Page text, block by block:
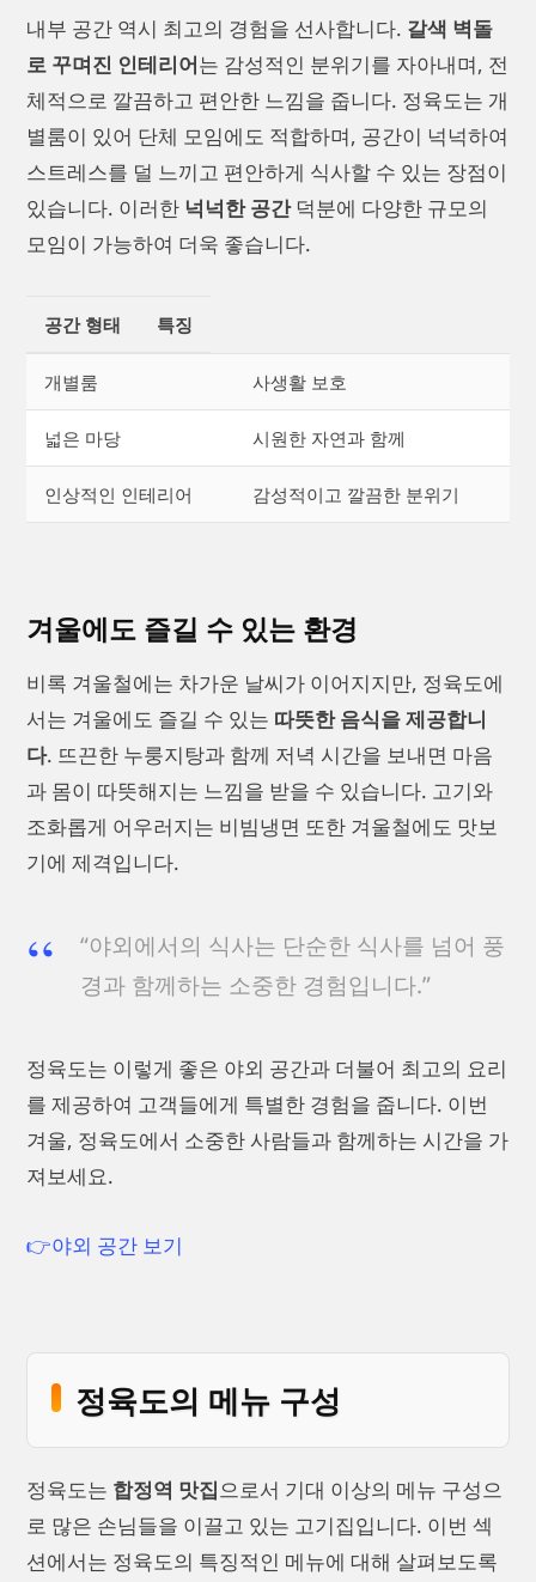
내부 공간 역시 최고의 경험을 선사합니다. 갈색 벽돌
로 꾸며진 인테리어는 감성적인 분위기를 자아내며, 전
체적으로 깔끔하고 편안한 느낌을 줍니다. 정육도는 개
별룸이 있어 단체 모임에도 적합하며, 공간이 넉넉하여
스트레스를 덜 느끼고 편안하게 식사할 수 있는 장점이
있습니다. 이러한 넉넉한 공간덕분에 다양한 규모의
모임이 가능하여 더욱 좋습니다.
공간 형태 특징
개별룸 사생활 보호
넓은 마당 시원한 자연과 함께
인상적인 인테리어 감성적이고 깔끔한 분위기
겨울에도 즐길 수 있는 환경
비록 겨울철에는 차가운 날씨가 이어지지만, 정육도에
서는 겨울에도 즐길 수 있는 따뜻한 음식을 제공합니
다. 뜨끈한 누룽지탕과 함께 저녁 시간을 보내면 마음
과 몸이 따뜻해지는 느낌을 받을 수 있습니다. 고기와
조화롭게 어우러지는 비빔냉면 또한 겨울철에도 맛보
기에 제격입니다.
“야외에서의 식사는 단순한 식사를 넘어 풍
경과 함께하는 소중한 경험입니다.”
정육도는 이렇게 좋은 야외 공간과 더불어 최고의 요리
를 제공하여 고객들에게 특별한 경험을 줍니다. 이번
겨울, 정육도에서 소중한 사람들과 함께하는 시간을 가
져보세요.
👉야외 공간 보기
정육도의 메뉴 구성
정육도는 합정역 맛집으로서 기대 이상의 메뉴 구성으
로 많은 손님들을 이끌고 있는 고기집입니다. 이번 섹
션에서는 정육도의 특징적인 메뉴에 대해 살펴보도록